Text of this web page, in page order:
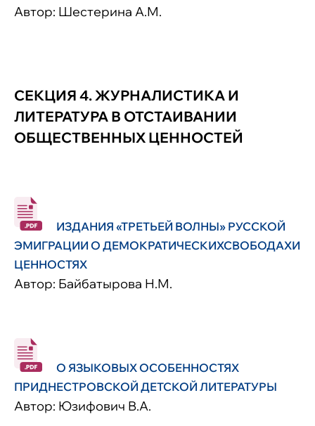
Автор: Шестерина А.М.
СЕКЦИЯ 4. ЖУРНАЛИСТИКА И
ЛИТЕРАТУРА В ОТСТАИВАНИИ
ОБЩЕСТВЕННЫХ ЦЕННОСТЕЙ
ИЗДАНИЯ «ТРЕТЬЕЙ ВОЛНЫ» РУССКОЙ
ЭМИГРАЦИИ О ДЕМОКРАТИЧЕСКИХСВОБОДАХИ
ЦЕННОСТЯХ
Автор: Байбатырова Н.М.
О ЯЗЫКОВЫХ ОСОБЕННОСТЯХ
ПРИДНЕСТРОВСКОЙ ДЕТСКОЙ ЛИТЕРАТУРЫ
Автор: Юзифович В.А.